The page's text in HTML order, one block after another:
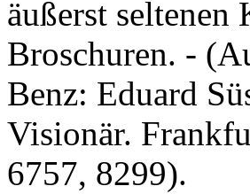
äußerst
Broschuren. -
Benz: Eduard
Visionär.
6757, 8299).